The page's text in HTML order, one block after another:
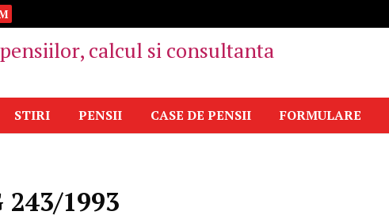
calcul si consultanta
STIRI PENSII CASE DE PENSII FORMULARE
243/1993